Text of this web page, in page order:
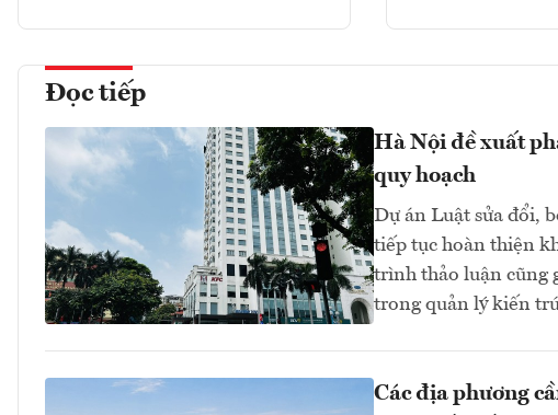
Đọc tiếp
Hà Nội đề xuất
quy hoạch
Dự án Luật sửa đổi,
tiếp tục hoàn thiện
trình thảo luận cũng
trong quản lý kiến
Các địa phương